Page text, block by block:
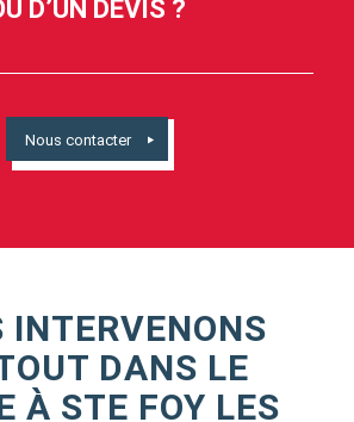
D’UN DEVIS ?
Nous contacter
INTERVENONS
DANS LE
À STE FOY LES